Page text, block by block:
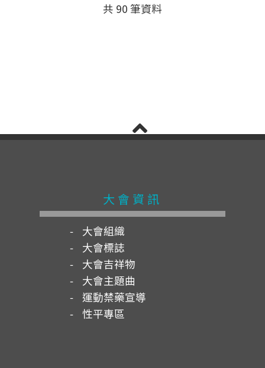
共 90 筆資料
大會資訊
大會組織
大會標誌
大會吉祥物
大會主題曲
運動禁藥宣導
性平專區